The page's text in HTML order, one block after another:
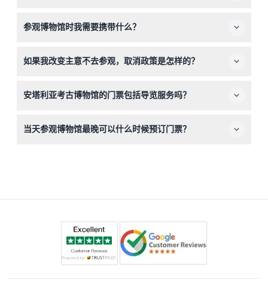
价，是家庭参观的绝佳选择。
参观博物馆时我需要携带什么？
相机，以充分欣赏展品。
如果我改变主意不去参观，取消政策是怎样的？
额退款。
安塔利亚考古博物馆的门票包括导览服务吗？
排。
当天参观博物馆最晚可以什么时候预订门票？